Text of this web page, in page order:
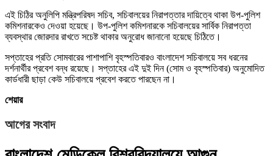
এই চিঠির অনুলিপি মন্ত্রিপরিষদ সচিব, সচিবালয়ের নিরাপত্তার দায়িত্বে থাকা উপ-পুলিশ
কমিশনারকেও দেওয়া হয়েছে। উপ-পুলিশ কমিশনারকে সচিবালয়ের সার্বিক নিরাপত্তা
ব্যবস্থার জোরদার রাখতে সচেষ্ট থাকার অনুরোধ জানানো হয়েছে চিঠিতে।
সপ্তাহের প্রতি সোমবারের পাশাপাশি বৃহস্পতিবারও বাংলাদেশ সচিবালয়ে সব ধরনের
দর্শনার্থীর প্রবেশ বন্ধ রয়েছে। সপ্তাহের এই দুই দিন (সোম ও বৃহস্পতিবার) অনুমোদিত
কার্ডধারী ছাড়া কেউ সচিবালয়ে প্রবেশ করতে পারছেন না।
শেয়ার
আগের সংবাদ